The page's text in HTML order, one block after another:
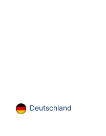
Deutschland